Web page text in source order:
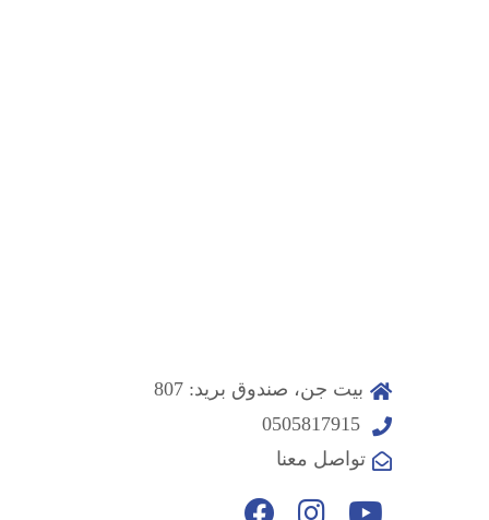
بيت جن، صندوق بريد: 807
تواصل معنا